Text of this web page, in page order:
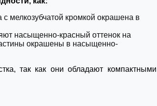
мелкозубчатой кромкой окрашена в
насыщенно-красный оттенок на
окрашены в насыщенно-
так как они обладают компактными